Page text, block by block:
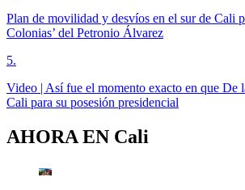
Plan de movilidad y desvíos en el sur de Cali
Colonias’ del Petronio Álvarez
5.
Video | Así fue el momento exacto en que De
Cali para su posesión presidencial
AHORA EN Cali